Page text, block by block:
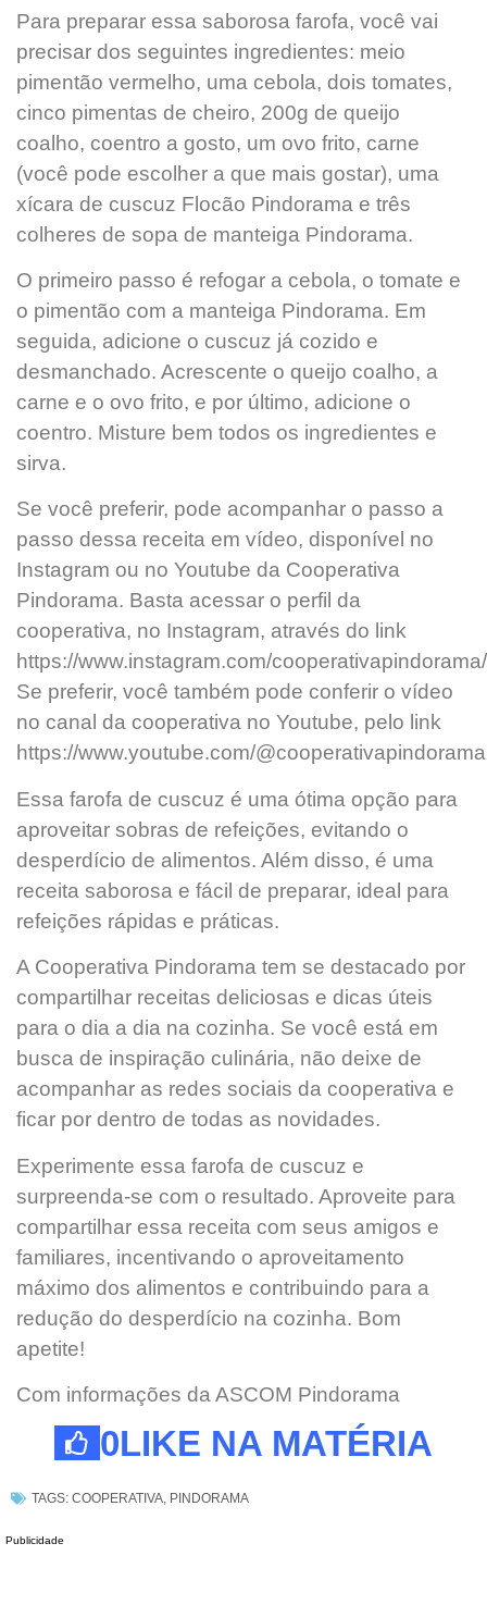
Para preparar essa saborosa farofa, você vai
precisar dos seguintes ingredientes: meio
pimentão vermelho, uma cebola, dois tomates,
cinco pimentas de cheiro, 200g de queijo
coalho, coentro a gosto, um ovo frito, carne
(você pode escolher a que mais gostar), uma
xícara de cuscuz Flocão Pindorama e três
colheres de sopa de manteiga Pindorama.
O primeiro passo é refogar a cebola, o tomate e
o pimentão com a manteiga Pindorama. Em
seguida, adicione o cuscuz já cozido e
desmanchado. Acrescente o queijo coalho, a
carne e o ovo frito, e por último, adicione o
coentro. Misture bem todos os ingredientes e
sirva.
Se você preferir, pode acompanhar o passo a
passo dessa receita em vídeo, disponível no
Instagram ou no Youtube da Cooperativa
Pindorama. Basta acessar o perfil da
cooperativa, no Instagram, através do link
https://www.instagram.com/
Se preferir, você também pode conferir o vídeo
no canal da cooperativa no Youtube, pelo link
https://www.youtube.com/
Essa farofa de cuscuz é uma ótima opção para
aproveitar sobras de refeições, evitando o
desperdício de alimentos. Além disso, é uma
receita saborosa e fácil de preparar, ideal para
refeições rápidas e práticas.
A Cooperativa Pindorama tem se destacado por
compartilhar receitas deliciosas e dicas úteis
para o dia a dia na cozinha. Se você está em
busca de inspiração culinária, não deixe de
acompanhar as redes sociais da cooperativa e
ficar por dentro de todas as novidades.
Experimente essa farofa de cuscuz e
surpreenda-se com o resultado. Aproveite para
compartilhar essa receita com seus amigos e
familiares, incentivando o aproveitamento
máximo dos alimentos e contribuindo para a
redução do desperdício na cozinha. Bom
apetite!
Com informações da ASCOM Pindorama
0LIKE NA MATÉRIA
TAGS: COOPERATIVA, PINDORAMA
Publicidade